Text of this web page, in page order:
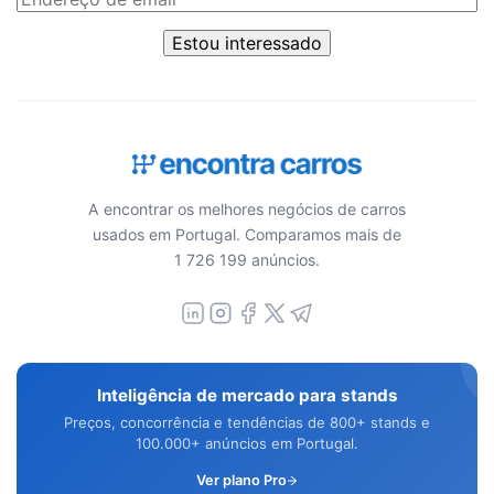
Estou interessado
A encontrar os melhores negócios de carros
usados em Portugal. Comparamos mais de
1 726 199 anúncios.
Inteligência de mercado para stands
Preços, concorrência e tendências de 800+ stands e
100.000+ anúncios em Portugal.
Ver plano Pro